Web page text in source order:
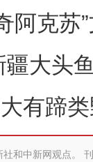
阿克苏
大头
有蹄
和中新网观点。